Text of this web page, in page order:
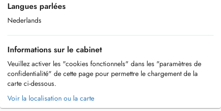
Langues parlées
Nederlands
Informations sur le cabinet
Veuillez activer les "cookies fonctionnels" dans les "paramètres de
confidentialité" de cette page pour permettre le chargement de la
carte ci-dessous.
Voir la localisation ou la carte